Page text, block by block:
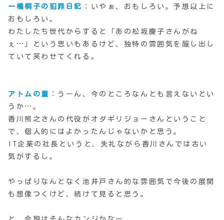
一橋桐子の犯罪日記
：いやぁ、おもしろい。予想以上に
おもしろい。
わたしたち世代からすると「あの松坂慶子さんがね
ぇ…」という思いもあるけど、独特の雰囲気を醸し出し
ていて笑わせてくれる。
アトムの童 ：うーん、今のところなんとも言えないとい
うか…。
香川照之さんの代役がオダギリジョーさんということ
で、個人的にはよかったんじゃないかと思う。
IT企業の社長というと、失礼ながら香川さんでは古い
気がするし。
やっぱりなんとなく池井戸さん的な雰囲気で今後の展開
も想像つくけど、続けて見ると思う。